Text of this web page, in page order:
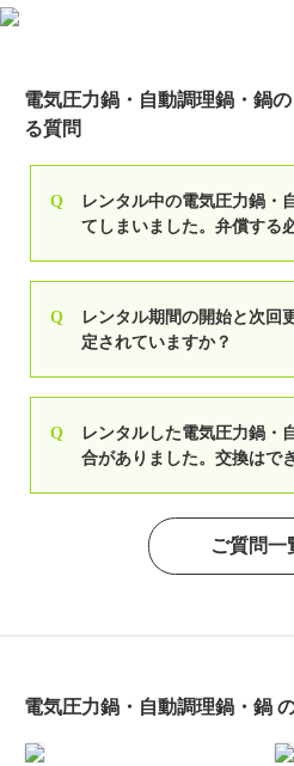
電気圧力鍋・自動調理鍋・鍋
る質問
Q
レンタル中の電気圧力鍋・
てしまいました。弁償する
Q
レンタル期間の開始と次回
定されていますか？
Q
レンタルした電気圧力鍋・
合がありました。交換はで
ご質問一
電気圧力鍋・自動調理鍋・鍋